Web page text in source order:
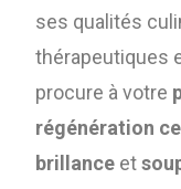
ses qualités
thérapeutiques
procure à votre
régénération
brillance et